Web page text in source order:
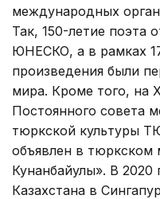
международных
Так, 150-летие поэта
ЮНЕСКО, а в рамках
произведения были
мира. Кроме того, на
Постоянного совета
тюркской культуры
объявлен в тюркском
Кунанбайулы». В 2020
Казахстана в